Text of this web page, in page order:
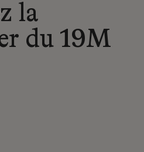
la
du 19M